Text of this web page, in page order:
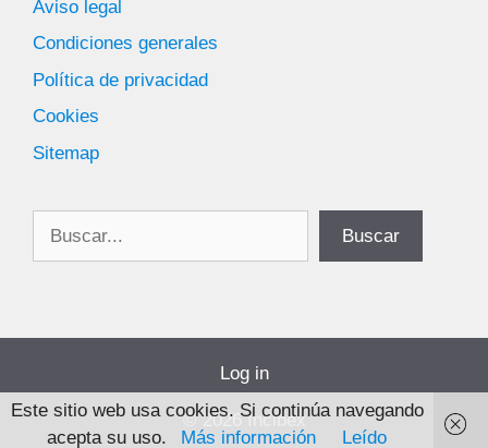
Aviso legal
Condiciones generales
Política de privacidad
Cookies
Sitemap
Buscar
Log in
© 2026 Incibex
Este sitio web usa cookies. Si continúa navegando
acepta su uso.
Más información Leído